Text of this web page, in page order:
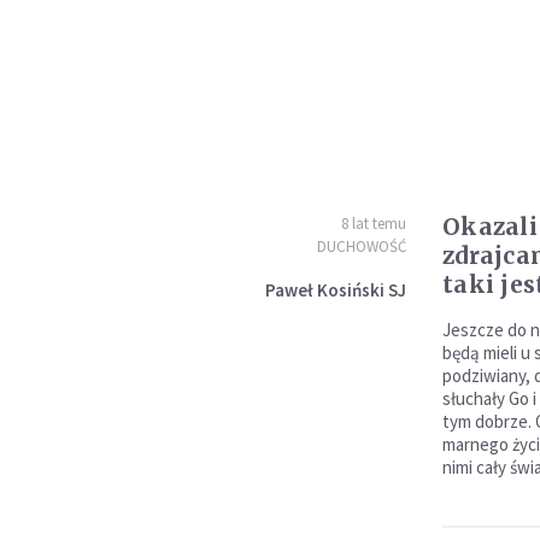
8 lat temu
DUCHOWOŚĆ
Paweł Kosiński SJ
taki
Jeszcze do
będą mieli u
podziwiany,
słuchały Go
tym dobrze.
marnego
nimi cały